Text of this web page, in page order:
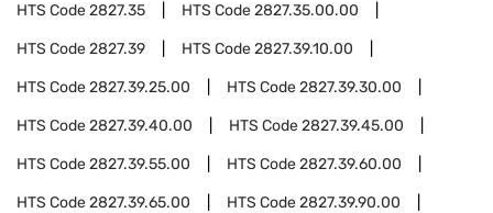
HTS Code2827.35 HTS Code2827.35.00.00
HTS Code2827.39 HTS Code2827.39.10.00
HTS Code2827.39.25.00 HTS Code2827.39.30.00
HTS Code2827.39.40.00 HTS Code2827.39.45.00
HTS Code2827.39.55.00 HTS Code2827.39.60.00
HTS Code2827.39.65.00 HTS Code2827.39.90.00